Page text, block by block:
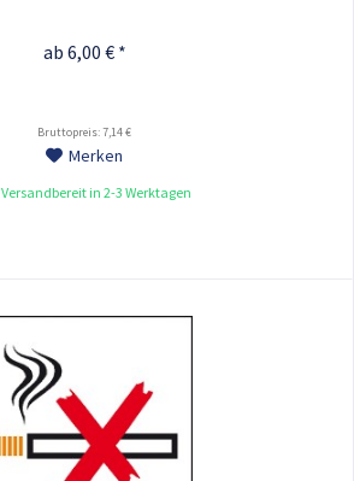
ab 6,00 € *
Bruttopreis: 7,14 €
Merken
Versandbereit in 2-3 Werktagen